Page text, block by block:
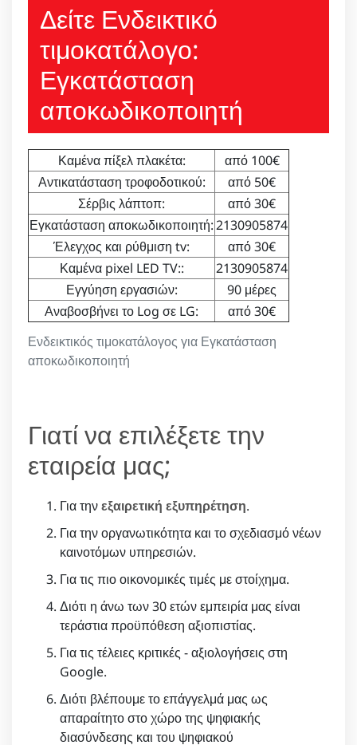
Δείτε Ενδεικτικό
τιμοκατάλογο:
Εγκατάσταση
αποκωδικοποιητή
Ενδεικτικός τιμοκατάλογος για Εγκατάσταση
αποκωδικοποιητή
Καμένα πίξελ πλακέτα:
από 100€
Αντικατάσταση τροφοδοτικού:
από 50€
Σέρβις λάπτοπ:
από 30€
Εγκατάσταση αποκωδικοποιητή:2130905874
Έλεγχος και ρύθμιση tv:
από 30€
Καμένα pixel LED TV::
2130905874
Εγγύηση εργασιών:
90 μέρες
Αναβοσβήνει το Log σε LG:
από 30€
Γιατί να επιλέξετε την
εταιρεία μας;
Για τηνεξαιρετική εξυπηρέτηση.
Για την οργανωτικότητα και το σχεδιασμό νέων
καινοτόμων υπηρεσιών.
Για τις πιο οικονομικές τιμές με στοίχημα.
Διότι η άνω των 30 ετών εμπειρία μας είναι
τεράστια προϋπόθεση αξιοπιστίας.
Για τις τέλειες κριτικές - αξιολογήσεις στη
Google.
Διότι βλέπουμε το επάγγελμά μας ως
απαραίτητο στο χώρο της ψηφιακής
διασύνδεσης και του ψηφιακού